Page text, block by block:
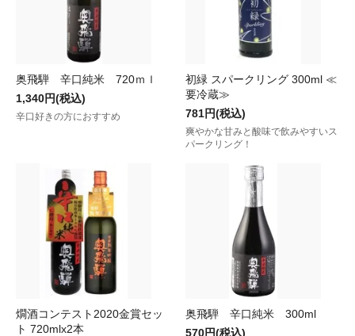
奥飛騨 辛口純米 720ｍｌ
1,340円(税込)
辛口好きの方におすすめ
初緑 スパークリング 300ml ≪
要冷蔵≫
781円(税込)
爽やかな甘みと酸味で飲みやすいス
パークリング！
燗酒コンテスト2020金賞セッ
ト 720mlx2本
奥飛騨 辛口純米 300ml
570円(税込)